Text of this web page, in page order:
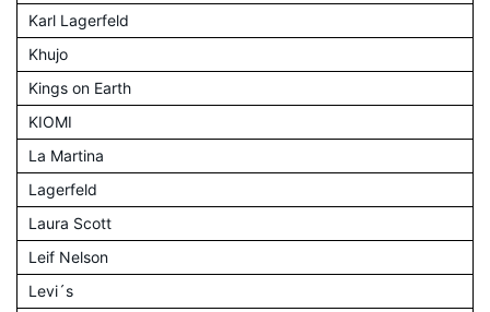
Karl Lagerfeld
Khujo
Kings on Earth
KIOMI
La Martina
Lagerfeld
Laura Scott
Leif Nelson
Levi´s